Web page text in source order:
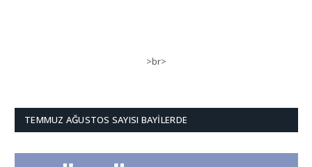
>br>
TEMMUZ AĞUSTOS SAYISI BAYILERDE